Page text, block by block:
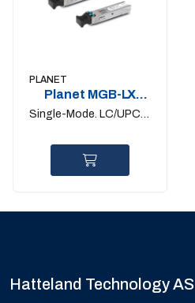
PLANET
Planet MGB-LX
1Gigabit SFP
Single-Mode. LC/UPC.
Hatteland Technology AS